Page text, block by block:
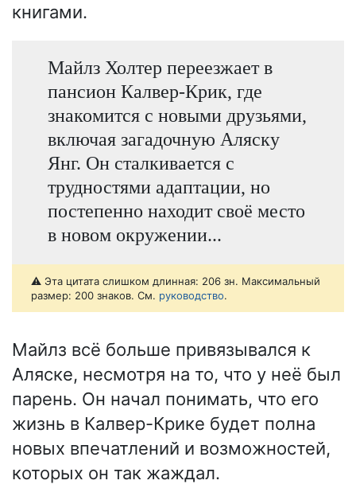
книгами.
Майлз Холтер переезжает в
пансион Калвер-Крик, где
знакомится с новыми друзьями,
включая загадочную Аляску
Янг. Он сталкивается с
трудностями адаптации, но
постепенно находит своё место
в новом окружении...
⚠️ Эта цитата слишком длинная: 206 зн. Максимальный
размер: 200 знаков. См. руководство.
Майлз всё больше привязывался к
Аляске, несмотря на то, что у неё был
парень. Он начал понимать, что его
жизнь в Калвер-Крике будет полна
новых впечатлений и возможностей,
которых он так жаждал.